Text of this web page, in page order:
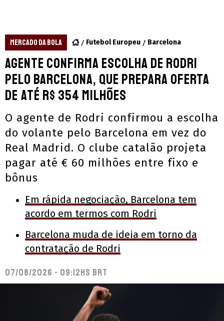
MERCADO DA BOLA Futebol Europeu Barcelona
Agente confirma escolha de Rodri
pelo Barcelona, que prepara oferta
de até R$ 354 milhões
O agente de Rodri confirmou a escolha
do volante pelo Barcelona em vez do
Real Madrid. O clube catalão projeta
pagar até € 60 milhões entre fixo e
bônus
Em rápida negociação, Barcelona tem
acordo em termos com Rodri
Barcelona muda de ideia em torno da
contratação de Rodri
07/08/2026 - 09:12hs BRT